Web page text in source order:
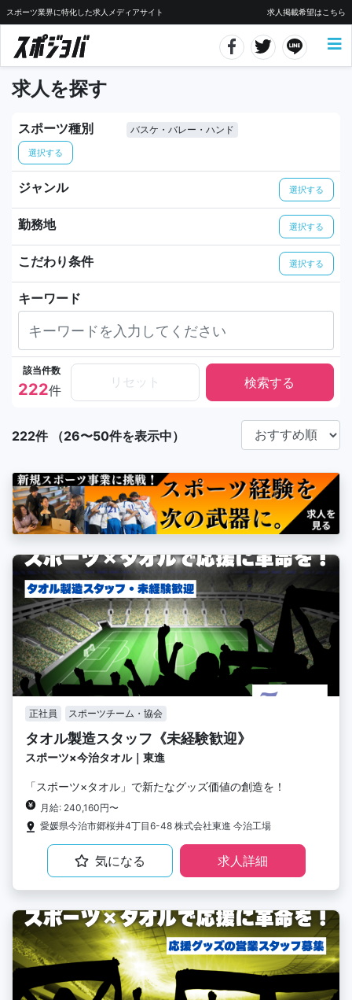
スポーツ業界に特化した求人メディアサイト 求人掲載希望はこちら
求人を探す
スポーツ種別
選択する
バスケ・バレー・ハンド
ジャンル 選択する
勤務地 選択する
こだわり条件 選択する
キーワード
該当件数
222件
リセット
222件 （26〜50件を表示中）
正社員 スポーツチーム・協会
タオル製造スタッフ《未経験歓迎》
スポーツ×今治タオル｜東進
「スポーツ×タオル」で新たなグッズ価値の創造を！
月給: 240,160円〜
愛媛県今治市郷桜井4丁目6-48 株式会社東進 今治工場
気になる 求人詳細